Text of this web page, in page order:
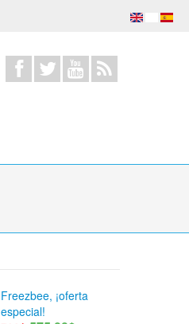
Freezbee, ¡oferta
especial!